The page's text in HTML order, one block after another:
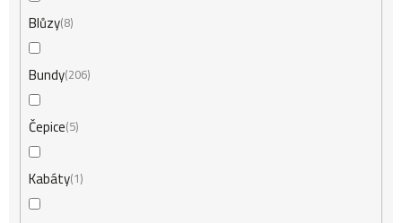
Blůzy 8
Bundy 206
Čepice 5
Kabáty 1